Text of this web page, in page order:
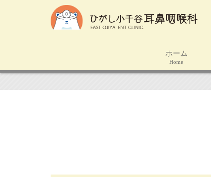
ホーム
Home